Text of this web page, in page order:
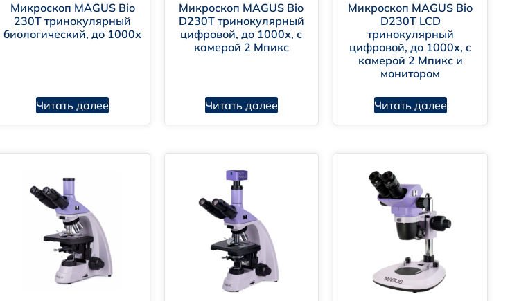
Микроскоп MAGUS Bio
230T тринокулярный
биологический, до 1000х
Читать далее
Микроскоп MAGUS Bio
D230T тринокулярный
цифровой, до 1000х, с
камерой 2 Мпикс
Читать далее
Микроскоп MAGUS Bio
D230T LCD
тринокулярный
цифровой, до 1000х, с
камерой 2 Мпикс и
монитором
Читать далее